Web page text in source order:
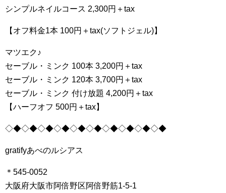
シンプルネイルコース 2,300円＋tax
【オフ料金1本 100円＋tax(ソフトジェル)】
マツエク♪
セーブル・ミンク 100本 3,200円＋tax
セーブル・ミンク 120本 3,700円＋tax
セーブル・ミンク 付け放題 4,200円＋tax
【ハーフオフ 500円＋tax】
◇◆◇◆◇◆◇◆◇◆◇◆◇◆◇◆◇◆◇◆
gratifyあべのルシアス
＊545-0052
大阪府大阪市阿倍野区阿倍野筋1-5-1